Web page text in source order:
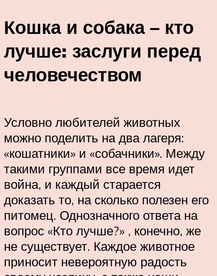
Кошка и собака – кто
лучше: заслуги перед
человечеством
Условно любителей животных
можно поделить на два лагеря:
«кошатники» и «собачники». Между
такими группами все время идет
война, и каждый старается
доказать то, на сколько полезен его
питомец. Однозначного ответа на
вопрос «Кто лучше?» , конечно, же
не существует. Каждое животное
приносит невероятную радость